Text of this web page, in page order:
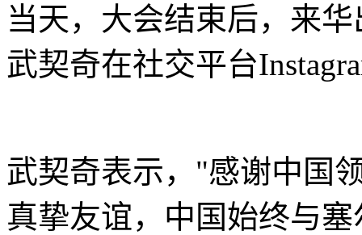
当天，大会结束后，来
武契奇在社交平台
武契奇表示，"感谢中国
真挚友谊，中国始终与